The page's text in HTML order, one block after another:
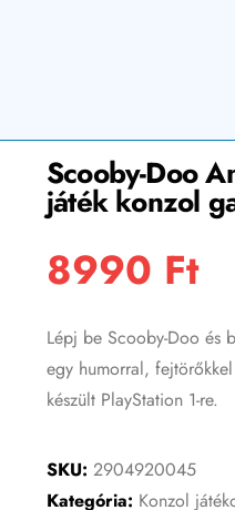
Scooby-Doo
játék konzol
8990 Ft
Lépj be Scooby-Doo és
egy humorral,
készült PlayStation 1-re.
SKU: 2904920045
Kategória: Konzol